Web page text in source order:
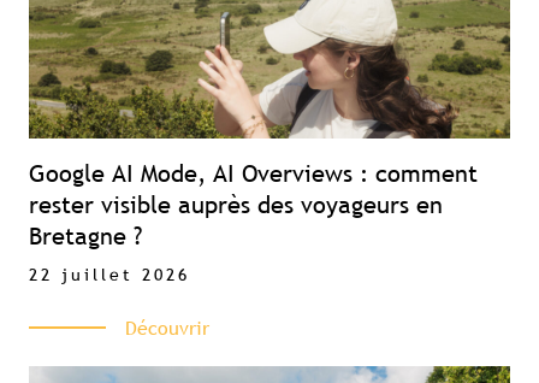
Google AI Mode, AI Overviews : comment
rester visible auprès des voyageurs en
Bretagne ?
22 juillet 2026
Découvrir